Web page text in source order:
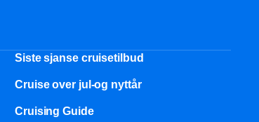
Siste sjanse cruisetilbud
Cruise over jul-og nyttår
Cruising Guide